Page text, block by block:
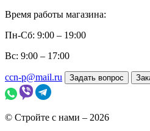
Время работы магазина:
Пн-Сб: 9:00 – 19:00
Вс: 9:00 – 17:00
ccn-p@mail.ru Задать вопрос
© Стройте с нами – 2026